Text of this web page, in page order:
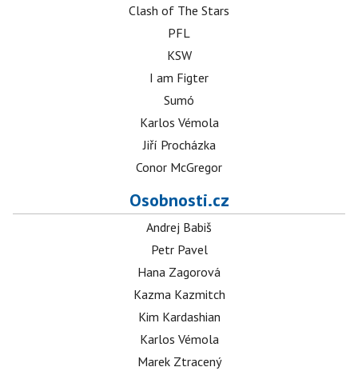
Clash of The Stars
PFL
KSW
I am Figter
Sumó
Karlos Vémola
Jiří Procházka
Conor McGregor
Osobnosti.cz
Andrej Babiš
Petr Pavel
Hana Zagorová
Kazma Kazmitch
Kim Kardashian
Karlos Vémola
Marek Ztracený